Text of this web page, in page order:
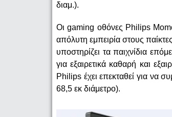
διαμ.).
Οι gaming οθόνες Philips
απόλυτη εμπειρία στους
υποστηρίζει τα παιχνίδια
για εξαιρετικά καθαρή και
Philips έχει επεκταθεί για να
68,5 εκ διάμετρο).